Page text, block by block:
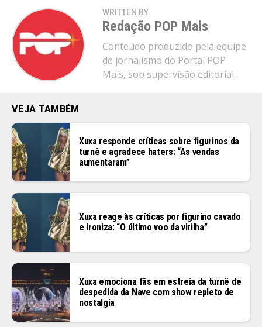
WRITTEN BY
Redação POP Mais
Conteúdo produzido pela equipe
de jornalismo do Portal POP
Mais, sob supervisão editorial.
VEJA TAMBÉM
Xuxa responde críticas sobre figurinos da
turnê e agradece haters: “As vendas
aumentaram”
Xuxa reage às críticas por figurino cavado
e ironiza: “O último voo da virilha”
Xuxa emociona fãs em estreia da turnê de
despedida da Nave com show repleto de
nostalgia